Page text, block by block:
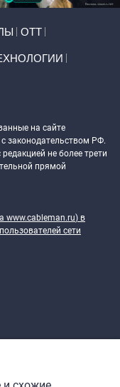
ОТТ
на сайте
законодательством РФ.
не более трети
прямой
www.cableman.ru) в
сети